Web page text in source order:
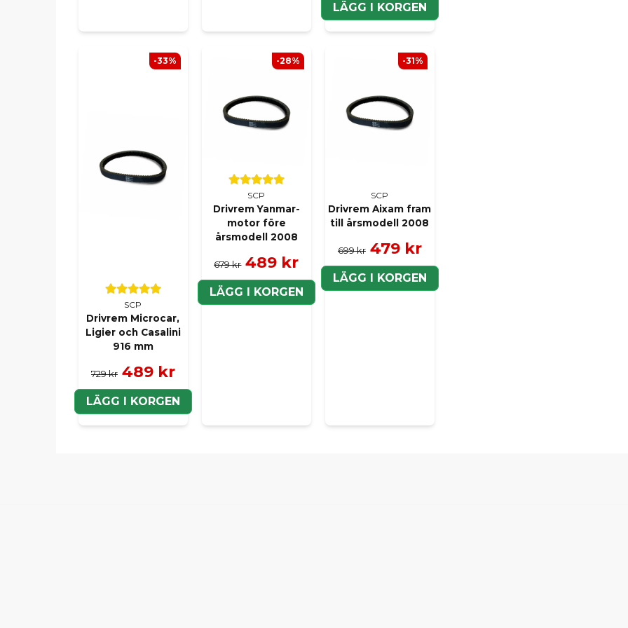
LÄGG I KORGEN
SCP
Drivrem Microcar,
Ligier och Casalini
916 mm
729 kr 489 kr
LÄGG I KORGEN
-33%
SCP
Drivrem Yanmar-
motor före
årsmodell 2008
679 kr 489 kr
LÄGG I KORGEN
-28%
SCP
Drivrem Aixam fram
till årsmodell 2008
699 kr 479 kr
LÄGG I KORGEN
-31%